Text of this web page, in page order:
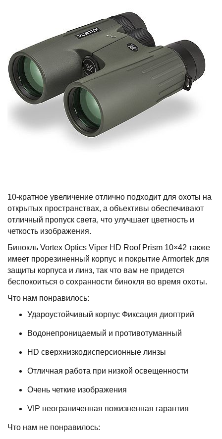
10-кратное увеличение отлично подходит для охоты на
открытых пространствах, а объективы обеспечивают
отличный пропуск света, что улучшает цветность и
четкость изображения.
Бинокль Vortex Optics Viper HD Roof Prism 10×42 также
имеет прорезиненный корпус и покрытие Armortek для
защиты корпуса и линз, так что вам не придется
беспокоиться о сохранности бинокля во время охоты.
Что нам понравилось:
Удароустойчивый корпус Фиксация диоптрий
Водонепроницаемый и противотуманный
HD сверхнизкодисперсионные линзы
Отличная работа при низкой освещенности
Очень четкие изображения
VIP неограниченная пожизненная гарантия
Что нам не понравилось: